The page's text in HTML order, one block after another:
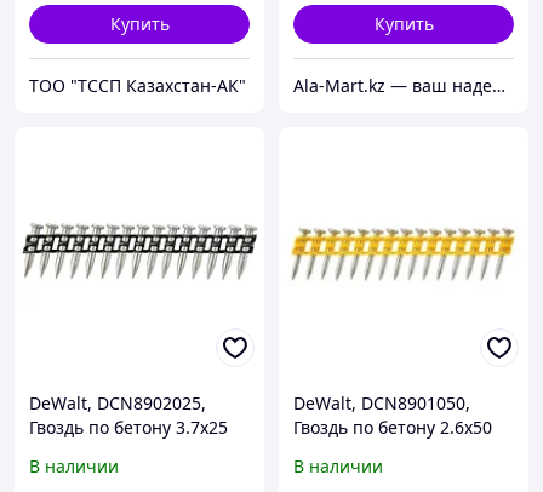
Купить
ТОО "ТССП Казахстан-АК"
Купить
Ala-Mart.kz — ваш надежный партнер в мире качественных товаров.
DeWalt, DCN8902025,
Гвоздь по бетону 3.7х25
В наличии
DeWalt, DCN8901050,
Гвоздь по бетону 2.6х50
В наличии